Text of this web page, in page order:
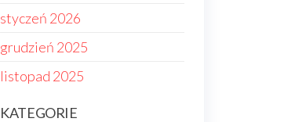
styczeń 2026
grudzień 2025
listopad 2025
KATEGORIE